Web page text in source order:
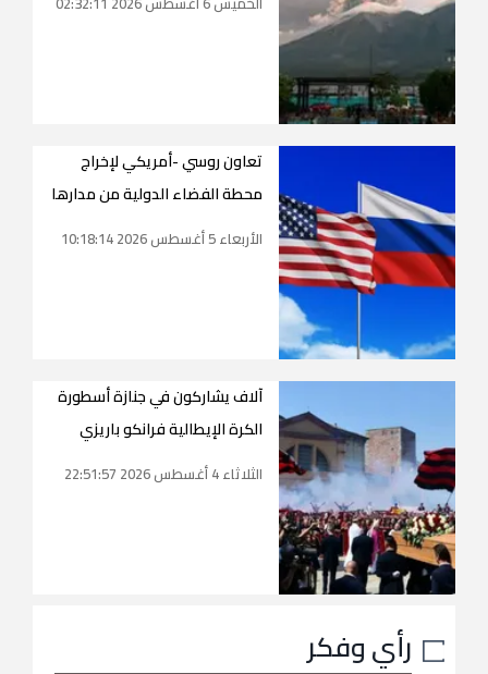
تعاون روسي -أمريكي لإخراج
محطة الفضاء الدولية من مدارها
الأربعاء 5 أغسطس 2026 10:18:14
آلاف يشاركون في جنازة أسطورة
الكرة الإيطالية فرانكو باريزي
الثلاثاء 4 أغسطس 2026 22:51:57
رأي وفكر